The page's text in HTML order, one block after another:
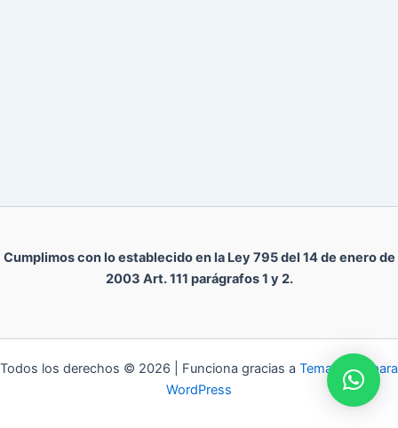
Cumplimos con lo establecido en la Ley 795 del 14 de enero de
2003 Art. 111 parágrafos 1 y 2.
Todos los derechos © 2026 | Funciona gracias a Tema Astra para
WordPress